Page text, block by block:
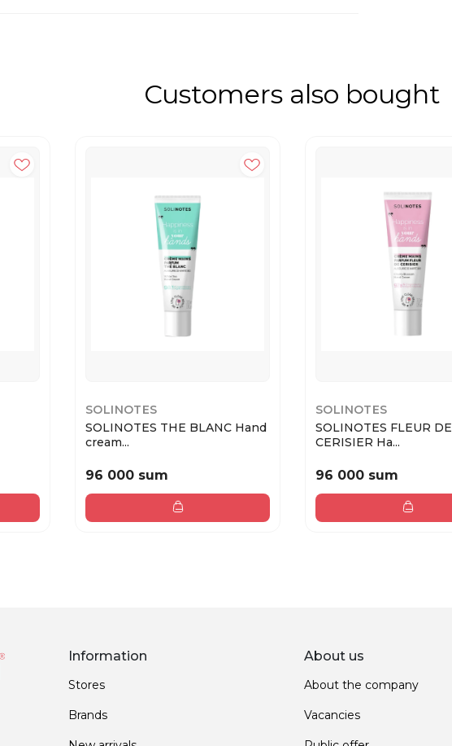
Customers also bought
SOLINOTES
SOLINOTES THE BLANC Hand
cream...
96 000 sum
SOLINOTES
SOLINOTES FLEUR DE
CERISIER Ha...
96 000 sum
Information
Stores
Brands
About us
About the company
Vacancies